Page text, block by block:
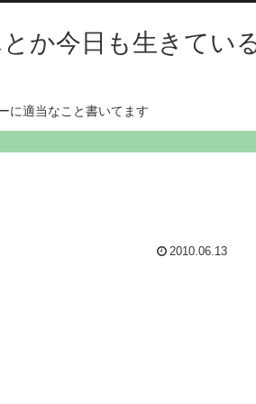
か今日も生きてい
に適当なこと書いてます
2010.06.13